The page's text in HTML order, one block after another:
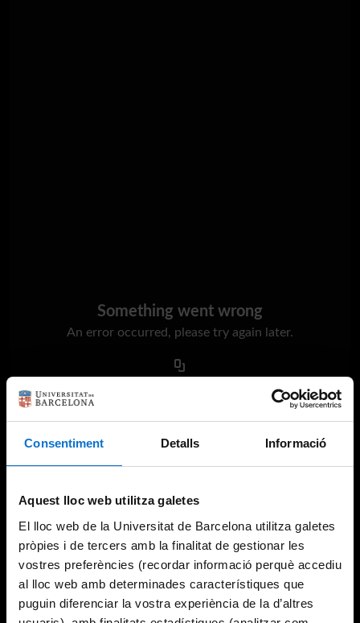
Consentiment Detalls Informació
Aquest lloc web utilitza galetes
El lloc web de la Universitat de Barcelona utilitza galetes
pròpies i de tercers amb la finalitat de gestionar les
vostres preferències (recordar informació perquè accediu
al lloc web amb determinades característiques que
puguin diferenciar la vostra experiència de la d’altres
Something went wrong
An error occurred, please try again later.